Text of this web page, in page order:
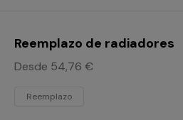
Reemplazo de radiadores
Desde 54,76 €
Reemplazo